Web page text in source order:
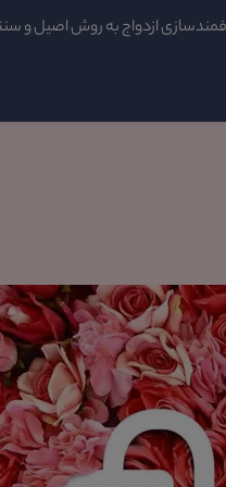
ازدواج به روش اصیل و